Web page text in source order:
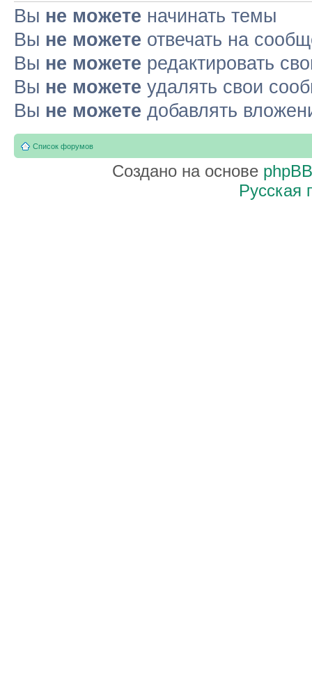
Вы не можете начинать темы
Вы не можете отвечать на
Вы не можете редактировать
Вы не можете удалять свои
Вы не можете добавлять
Список форумов
Создано на основе phpBB
Русская